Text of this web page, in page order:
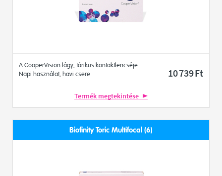
A CooperVision lágy, tórikus kontaktlencséje
Napi használat, havi csere
10 739Ft
Termék megtekintése
Biofinity Toric Multifocal (6)